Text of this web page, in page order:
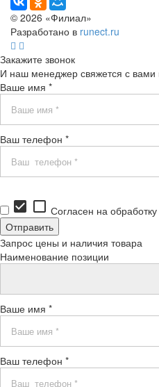
© 2026 «Филиал»
Разработано в runect.ru
Закажите звонок
И наш менеджер свяжется с вами
Ваше имя *
Ваш телефон *
check_box check_box_outline_blank Согласен на
Запрос цены и наличия товара
Наименование позиции
Ваше имя *
Ваш телефон *